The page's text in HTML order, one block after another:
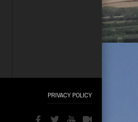
PRIVACY POLICY